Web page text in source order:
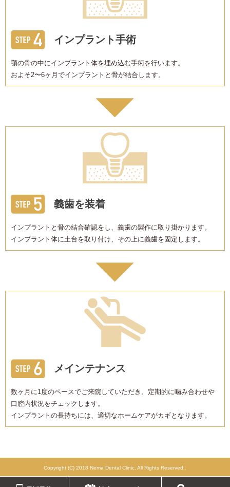
インプラント手術
顎の骨の中にインプラント体を埋め込む手術を行います。
およそ2〜6ヶ月でインプラントと骨が結合します。
義歯を装着
インプラントと骨の結合確認をし、義歯の製作に取り掛かります。
インプラント体に土台を取り付け、その上に義歯を固定します。
メインテナンス
数ヶ月に1度のペースでご来院していただき、定期的に噛み合わせや
口腔内状況をチェックします。
インプラントの長持ちには、適切なホームケアがカギとなります。
Copyright (C) 2018 Nema Dental Clinic, All Rights Reserved..